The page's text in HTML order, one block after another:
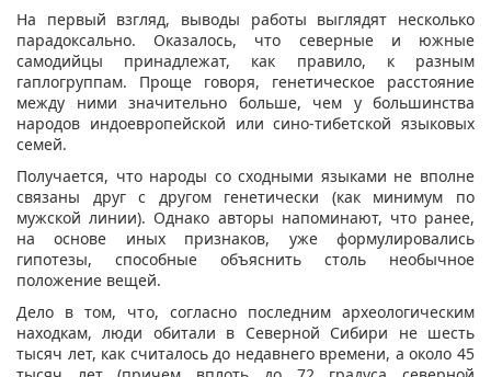
На первый взгляд, выводы работы выглядят несколько
парадоксально. Оказалось, что северные и южные
самодийцы принадлежат, как правило, к разным
гаплогруппам. Проще говоря, генетическое расстояние
между ними значительно больше, чем у большинства
народов индоевропейской или сино-тибетской языковых
семей.
Получается, что народы со сходными языками не вполне
связаны друг с другом генетически (как минимум по
мужской линии). Однако авторы напоминают, что ранее,
на основе иных признаков, уже формулировались
гипотезы, способные объяснить столь необычное
положение вещей.
Дело в том, что, согласно последним археологическим
находкам, люди обитали в Северной Сибири не шесть
тысяч лет, как считалось до недавнего времени, а около 45